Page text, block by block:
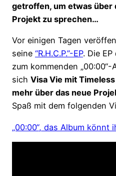
getroffen, um etwas über
Projekt zu sprechen…
Vor einigen Tagen
seine “R.H.C.P.”-EP. Die
zum kommenden
sich Visa Vie mit
mehr über das neue
Spaß mit dem folgenden
„00:00“, das Album könnt